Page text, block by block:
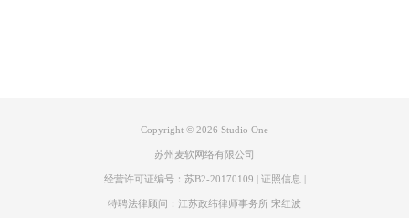
Copyright © 2026 Studio One
苏州麦软网络有限公司
经营许可证编号：苏B2-20170109 | 证照信息 |
特聘法律顾问：江苏政纬律师事务所 宋红波